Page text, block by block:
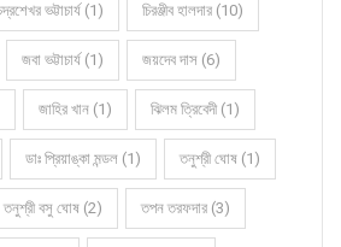
ভট্টাচার্য (1) চিরঞ্জীব হালদার (10)
জবা ভট্টাচার্য (1) জয়দেব দাস (6)
জাহির খান (1) ঝিলম ত্রিবেদী (1)
ডাঃ প্রিয়াঙ্কা মন্ডল (1) তনুশ্রী ঘোষ (1)
তনুশ্রী বসু ঘোষ (2) তপন তরফদার (3)